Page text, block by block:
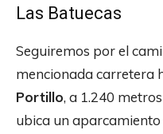
Las Batuecas
Seguiremos por el
mencionada carretera
Portillo, a 1.240
ubica un